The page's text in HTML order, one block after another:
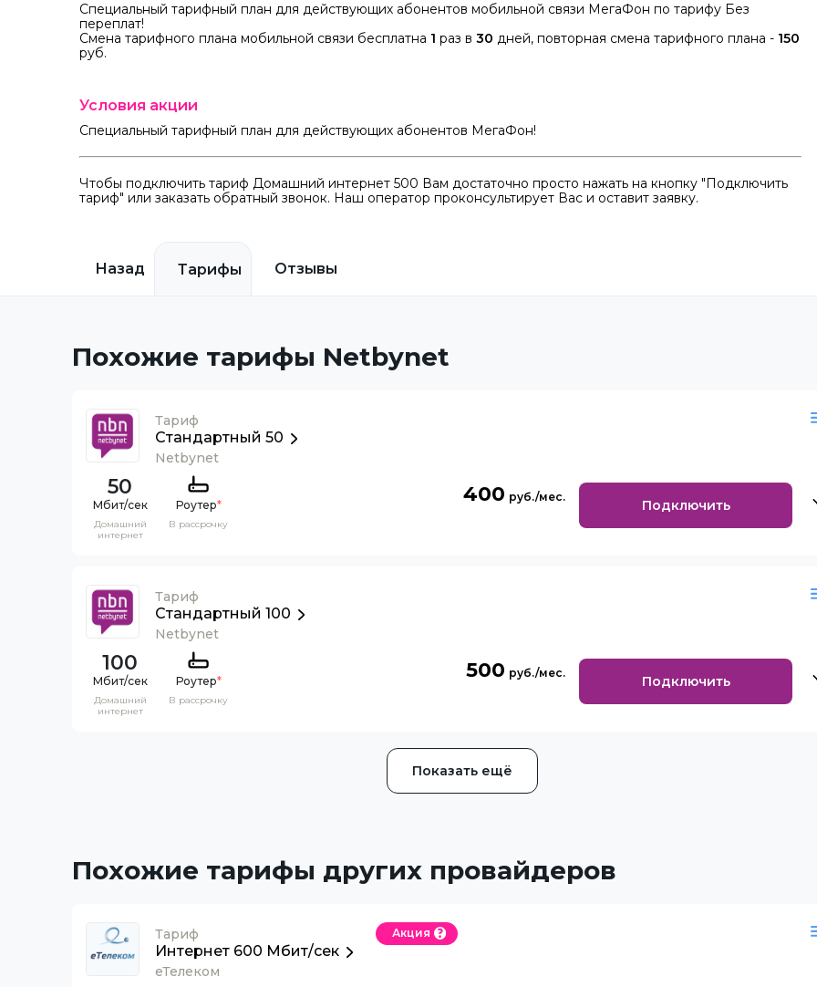
Специальный тарифный план для действующих абонентов мобильной связи МегаФон по тарифу Без
переплат!
Смена тарифного плана мобильной связи бесплатна 1 раз в 30 дней, повторная смена тарифного плана - 150
руб.
Условия акции
Специальный тарифный план для действующих абонентов МегаФон!
Чтобы подключить тариф Домашний интернет 500 Вам достаточно просто нажать на кнопку "Подключить
тариф" или заказать обратный звонок. Наш оператор проконсультирует Вас и оставит заявку.
Назад Тарифы Отзывы
Похожие тарифы Netbynet
Тариф
Стандартный 50
Netbynet
50
Домашний
интернет
Роутер*
В рассрочку
400 Подключить
Тариф
Стандартный 100
Netbynet
100
Домашний
интернет
Роутер*
В рассрочку
500 Подключить
Показать ещё
Похожие тарифы других провайдеров
Тариф
Интернет 600 Мбит/сек
еТелеком
Акция